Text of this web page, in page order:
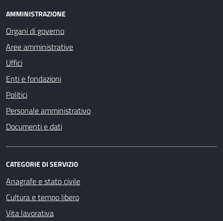
AMMINISTRAZIONE
Organi di governo
Aree amministrative
Uffici
Enti e fondazioni
Politici
Personale amministrativo
Documenti e dati
CATEGORIE DI SERVIZIO
Anagrafe e stato civile
Cultura e tempo libero
Vita lavorativa